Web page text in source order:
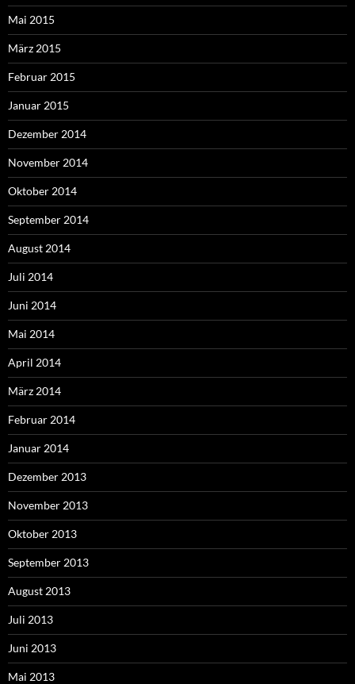
Mai 2015
März 2015
Februar 2015
Januar 2015
Dezember 2014
November 2014
Oktober 2014
September 2014
August 2014
Juli 2014
Juni 2014
Mai 2014
April 2014
März 2014
Februar 2014
Januar 2014
Dezember 2013
November 2013
Oktober 2013
September 2013
August 2013
Juli 2013
Juni 2013
Mai 2013